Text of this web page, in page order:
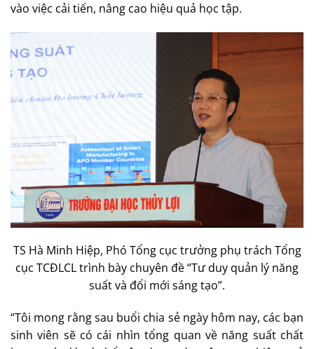
vào việc cải tiến, nâng cao hiệu quả học tập.
TS Hà Minh Hiệp, Phó Tổng cục trưởng phụ trách Tổng
cục TCĐLCL trình bày chuyên đề “Tư duy quản lý năng
suất và đổi mới sáng tạo”.
“Tôi mong rằng sau buổi chia sẻ ngày hôm nay, các bạn
sinh viên sẽ có cái nhìn tổng quan về năng suất chất